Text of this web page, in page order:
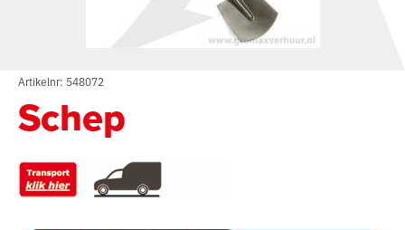
Artikelnr: 548072
Schep